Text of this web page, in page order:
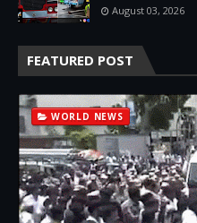
August 03, 2026
FEATURED POST
WORLD NEWS